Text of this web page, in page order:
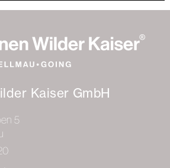
Kaiser GmbH
5